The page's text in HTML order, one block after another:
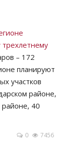
– 172
планируют
участков
районе,
районе, 40
0 7456